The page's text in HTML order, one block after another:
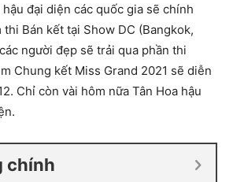
đại diện các quốc gia sẽ chính
Bán kết tại Show DC (Bangkok,
người đẹp sẽ trải qua phần thi
Chung kết Miss Grand 2021 sẽ diễn
Chỉ còn vài hôm nữa Tân Hoa hậu
chính